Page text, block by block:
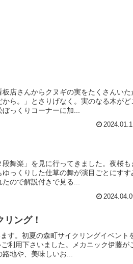
店さんからクヌギの実をたくさんいた
ら。」とさりげなく。実のなる木がど
っくりコーナーに加...
舞楽」を見に行ってきました。夜桜も
っくりした仕草の舞が演目ごとにすす
ので解説付きで見る...
ング！
す。初夏の森町サイクリングイベント
利用下さいました。メカニック伊藤が
地や、美味しいお...